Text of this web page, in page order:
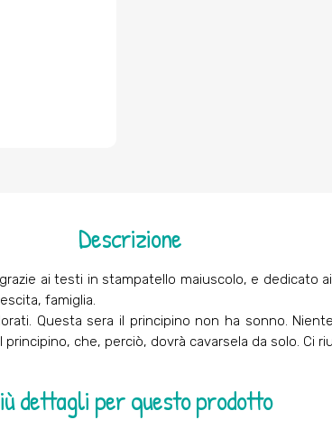
Descrizione
ai testi in stampatello maiuscolo, e dedicato
famiglia.
Questa sera il principino non ha sonno.
che, perciò, dovrà cavarsela da solo. Ci
dettagli per questo prodotto